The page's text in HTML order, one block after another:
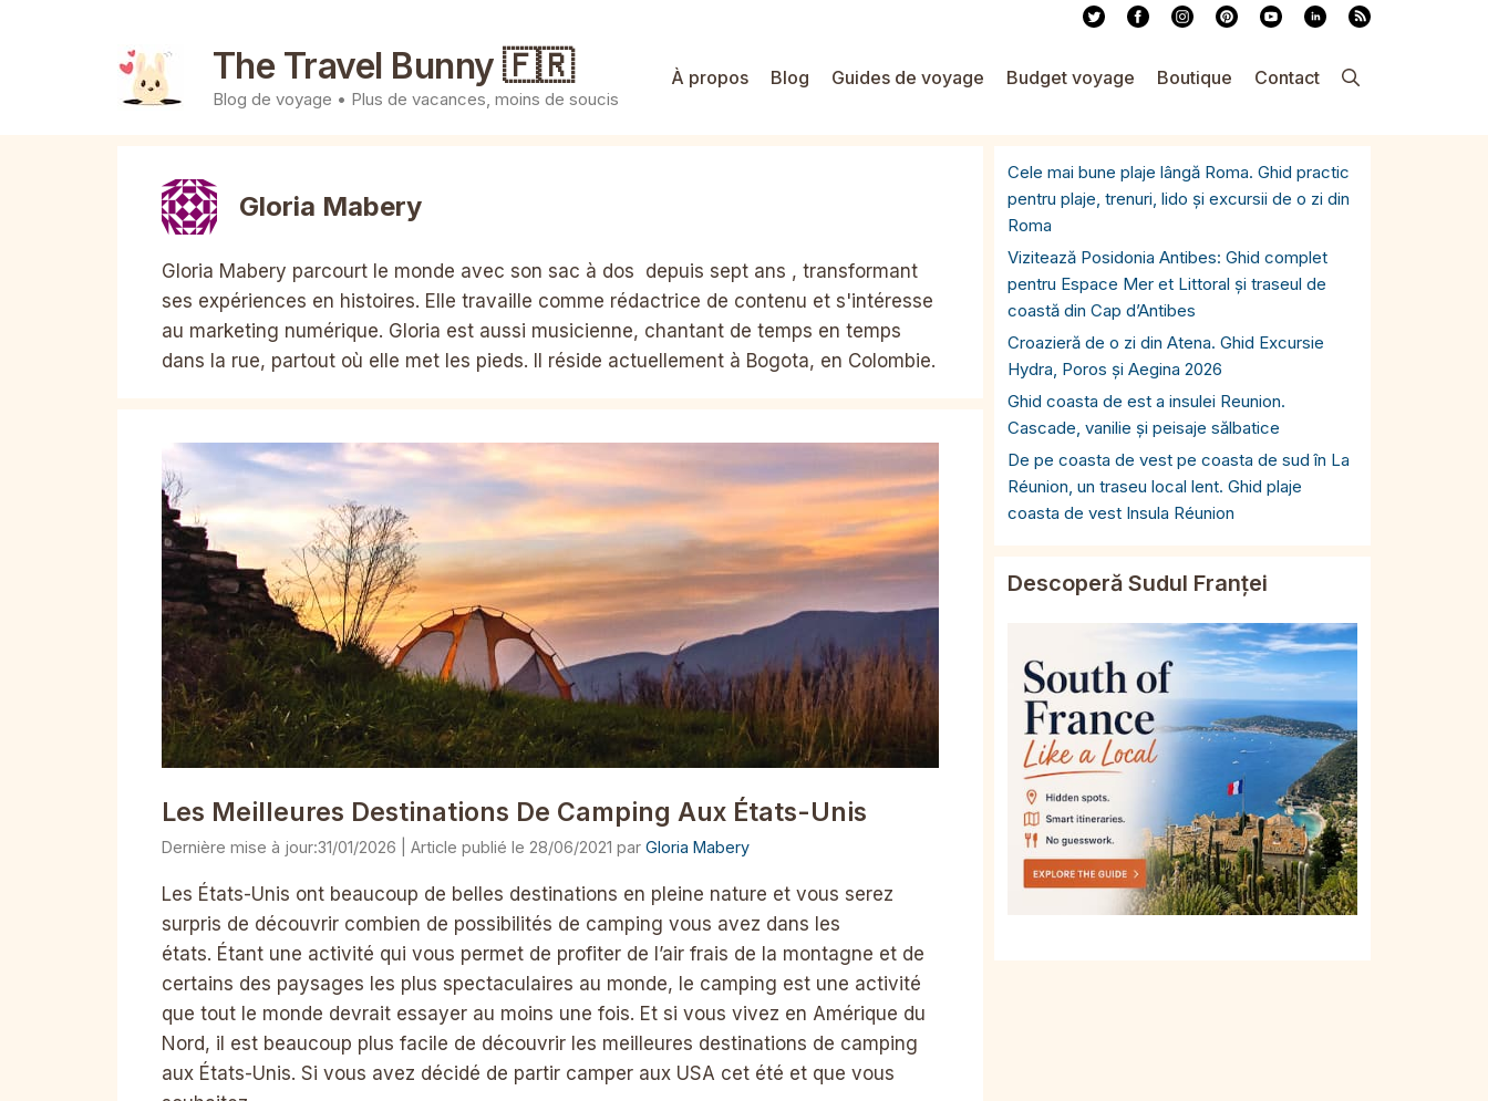
The Travel Bunny 🇫🇷
Blog de voyage • Plus de vacances, moins de soucis
À propos Blog Guides de voyage Budget voyage Boutique Contact
Gloria Mabery
Gloria Mabery parcourt le monde avec son sac à dos depuis sept ans , transformant
ses expériences en histoires. Elle travaille comme rédactrice de contenu et s'intéresse
au marketing numérique. Gloria est aussi musicienne, chantant de temps en temps
dans la rue, partout où elle met les pieds. Il réside actuellement à Bogota, en Colombie.
Les Meilleures Destinations De Camping Aux États-Unis
31/01/2026 28/06/2021 par Gloria Mabery
Les États-Unis ont beaucoup de belles destinations en pleine nature et vous serez
surpris de découvrir combien de possibilités de camping vous avez dans les
états. Étant une activité qui vous permet de profiter de l’air frais de la montagne et de
certains des paysages les plus spectaculaires au monde, le camping est une activité
que tout le monde devrait essayer au moins une fois. Et si vous vivez en Amérique du
Nord, il est beaucoup plus facile de découvrir les meilleures destinations de camping
aux États-Unis. Si vous avez décidé de partir camper aux USA cet été et que vous
Cele mai bune plaje lângă Roma. Ghid practic
pentru plaje, trenuri, lido și excursii de o zi din
Roma
Vizitează Posidonia Antibes: Ghid complet
pentru Espace Mer et Littoral și traseul de
coastă din Cap d’Antibes
Croazieră de o zi din Atena. Ghid Excursie
Hydra, Poros și Aegina 2026
Ghid coasta de est a insulei Reunion.
Cascade, vanilie și peisaje sălbatice
De pe coasta de vest pe coasta de sud în La
Réunion, un traseu local lent. Ghid plaje
coasta de vest Insula Réunion
Descoperă Sudul Franței